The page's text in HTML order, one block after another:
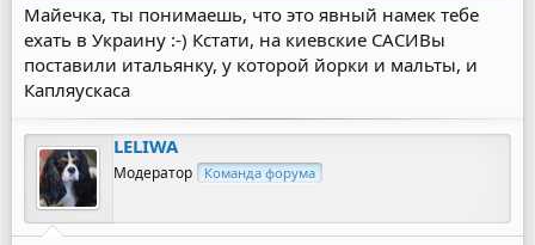
Майечка, ты понимаешь, что это явный намек тебе
ехать в Украину :-) Кстати, на киевские САСИВы
поставили итальянку, у которой йорки и мальты, и
Капляускаса
LELIWA
Модератор Команда форума